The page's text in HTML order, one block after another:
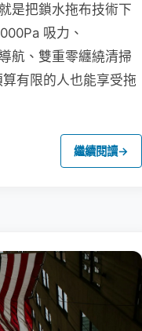
是把鎖水拖布技術下
吸力、
航、雙重零纏繞清掃
有限的人也能享受拖
繼續閱讀→